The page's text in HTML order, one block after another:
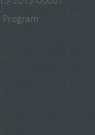
Program